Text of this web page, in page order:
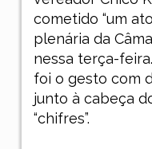
cometido “um
plenária da
nessa terça-
foi o gesto com
junto à cabeça
“chifres”.